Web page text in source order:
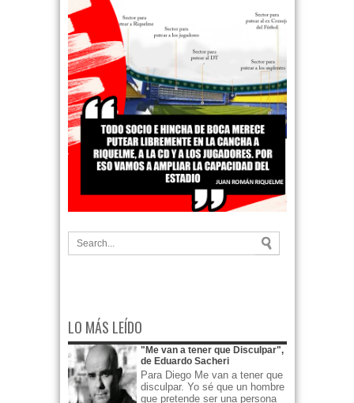
LO MÁS LEÍDO
"Me van a tener que Disculpar",
de Eduardo Sacheri
Para Diego Me van a tener que
disculpar. Yo sé que un hombre
que pretende ser una persona